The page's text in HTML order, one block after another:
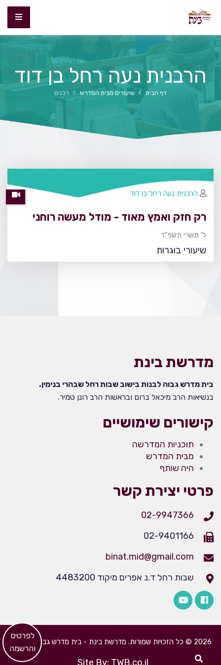
הרבנית נעה רחל בן דוד
דף הבית שיעורים מבית המדרש רבנים
רק חזק ואמץ מאוד - מודל מעשה רוחני
ל' תשרי תשפ"ד
שיעורי בוגרות
הרבנית נעה רחל בן דוד
מדרשת בינת
בית מדרש גבוה לבנות בישוב שבות רחל שבהרי בנימין.
בנשיאות הרב מיכאל ברום ובראשות הרב רונן טמיר.
קישורים שימושיים
תוכניות המדרשה
מבית המדרש
היה שותף
פרטי יצירת קשר
02-9947366
02-9401166
binat.mid@gmail.com
שבות רחל ד.נ אפרים מיקוד 4483200
2026 © כל הזכויות שמורות. מדרשת בינת - בית מדרש גבוה לבנות
Site By: TWB.co.il
​לפרטים
והרשמה